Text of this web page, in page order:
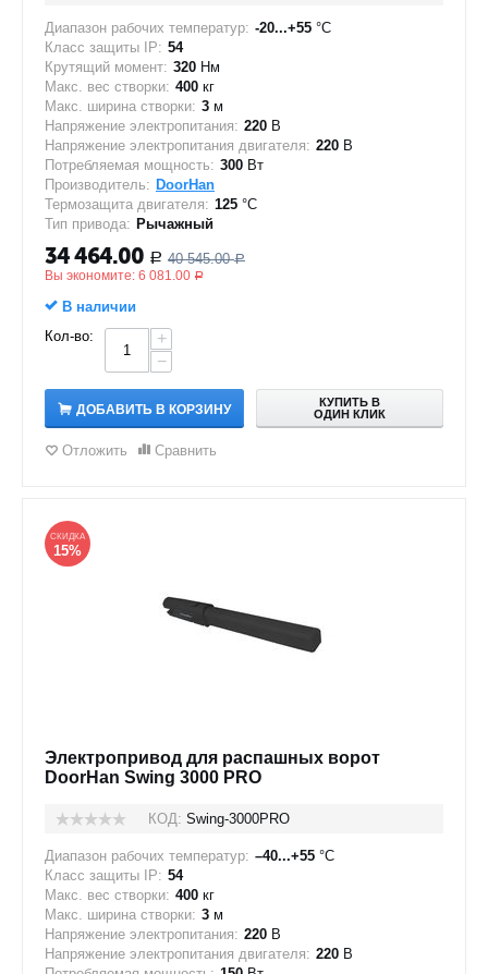
Диапазон рабочих температур: -20...+55 °C
Класс защиты IP: 54
Крутящий момент: 320 Нм
Макс. вес створки: 400 кг
Макс. ширина створки: 3 м
Напряжение электропитания: 220 В
Напряжение электропитания двигателя: 220 В
Потребляемая мощность: 300 Вт
Производитель: DoorHan
Термозащита двигателя: 125 °C
Тип привода: Рычажный
34 464.00 Р 40 545.00 Р
Вы экономите: 6 081.00 Р
В наличии
Кол-во:
+
−
ДОБАВИТЬ В КОРЗИНУ
КУПИТЬ В
ОДИН КЛИК
Отложить Сравнить
СКИДКА
15%
Электропривод для распашных ворот
DoorHan Swing 3000 PRO
КОД: Swing-3000PRO
Диапазон рабочих температур: –40...+55 °C
Класс защиты IP: 54
Макс. вес створки: 400 кг
Макс. ширина створки: 3 м
Напряжение электропитания: 220 В
Напряжение электропитания двигателя: 220 В